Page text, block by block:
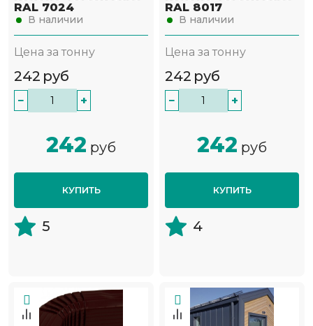
RAL 7024
В наличии
Цена за тонну
242 руб
− +
242 руб
КУПИТЬ
5
RAL 8017
В наличии
Цена за тонну
242 руб
− +
242 руб
КУПИТЬ
4